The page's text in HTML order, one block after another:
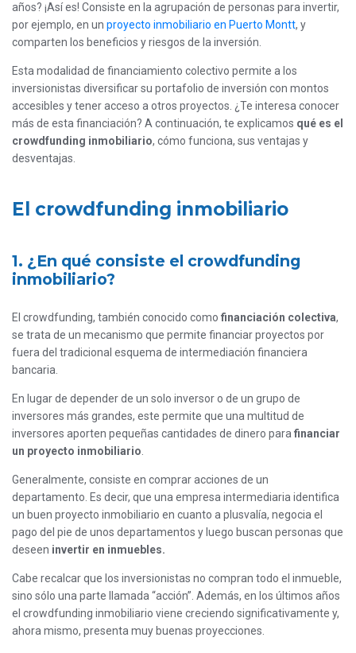
años? ¡Así es! Consiste en la agrupación de personas para invertir,
por ejemplo, en un proyecto inmobiliario en Puerto Montt, y
comparten los beneficios y riesgos de la inversión.
Esta modalidad de financiamiento colectivo permite a los
inversionistas diversificar su portafolio de inversión con montos
accesibles y tener acceso a otros proyectos. ¿Te interesa conocer
más de esta financiación? A continuación, te explicamos qué es el
crowdfunding inmobiliario, cómo funciona, sus ventajas y
desventajas.
El crowdfunding inmobiliario
1. ¿En qué consiste el crowdfunding
inmobiliario?
El crowdfunding, también conocido como financiación colectiva,
se trata de un mecanismo que permite financiar proyectos por
fuera del tradicional esquema de intermediación financiera
bancaria.
En lugar de depender de un solo inversor o de un grupo de
inversores más grandes, este permite que una multitud de
inversores aporten pequeñas cantidades de dinero parafinanciar
un proyecto inmobiliario.
Generalmente, consiste en comprar acciones de un
departamento. Es decir, que una empresa intermediaria identifica
un buen proyecto inmobiliario en cuanto a plusvalía, negocia el
pago del pie de unos departamentos y luego buscan personas que
deseen invertir en inmuebles.
Cabe recalcar que los inversionistas no compran todo el inmueble,
sino sólo una parte llamada “acción”. Además, en los últimos años
el crowdfunding inmobiliario viene creciendo significativamente y,
ahora mismo, presenta muy buenas proyecciones.